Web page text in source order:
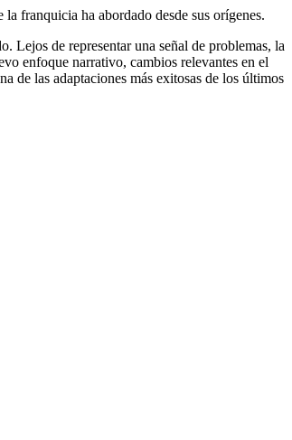
franquicia ha abordado desde sus orígenes.
Lejos de representar una señal de problemas, la
enfoque narrativo, cambios relevantes en el
de las adaptaciones más exitosas de los últimos